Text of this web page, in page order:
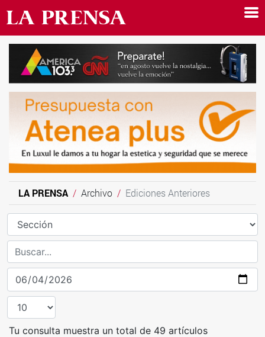
LA PRENSA Archivo Ediciones Anteriores
Tu consulta muestra un total de 49 artículos